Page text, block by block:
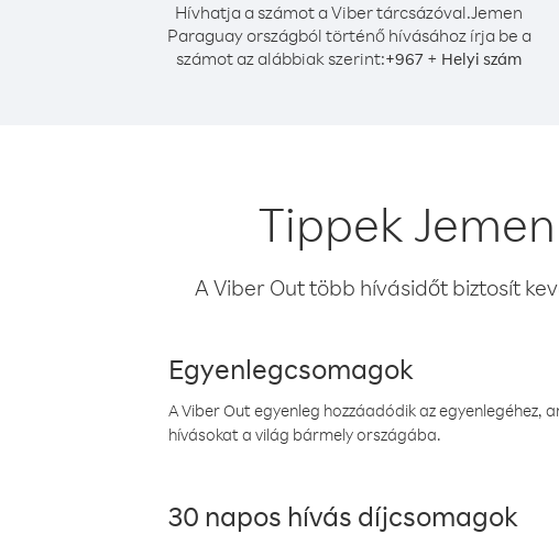
Hívhatja a számot a Viber tárcsázóval.Jemen
Paraguay országból történő hívásához írja be a
számot az alábbiak szerint:+967 + Helyi szám
Tippek
A Viber Out több hívásidőt biztosít
Egyenlegcsomagok
A Viber Out egyenleg hozzáadódik az
hívásokat a világ bármely országába.
30 napos hívás díjcsomagok